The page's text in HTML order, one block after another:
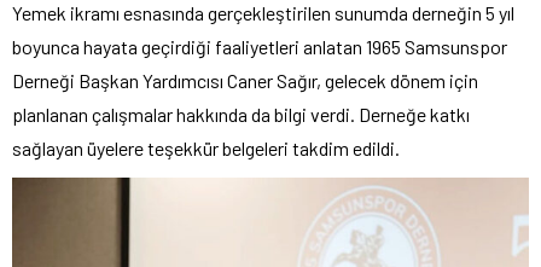
Yemek ikramı esnasında gerçekleştirilen sunumda derneğin 5 yıl
boyunca hayata geçirdiği faaliyetleri anlatan 1965 Samsunspor
Derneği Başkan Yardımcısı Caner Sağır, gelecek dönem için
planlanan çalışmalar hakkında da bilgi verdi. Derneğe katkı
sağlayan üyelere teşekkür belgeleri takdim edildi.